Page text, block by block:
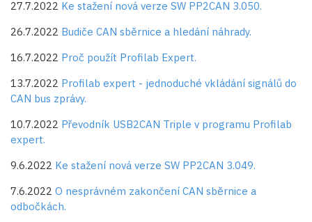
27.7.2022 Ke stažení nová verze SW PP2CAN 3.050.
26.7.2022 Budiče CAN sběrnice a hledání náhrady.
16.7.2022 Proč použít Profilab Expert.
13.7.2022 Profilab expert - jednoduché vkládání signálů do
CAN bus zprávy.
10.7.2022 Převodník USB2CAN Triple v programu Profilab
expert.
9.6.2022 Ke stažení nová verze SW PP2CAN 3.049.
7.6.2022 O nesprávném zakončení CAN sběrnice a
odbočkách.